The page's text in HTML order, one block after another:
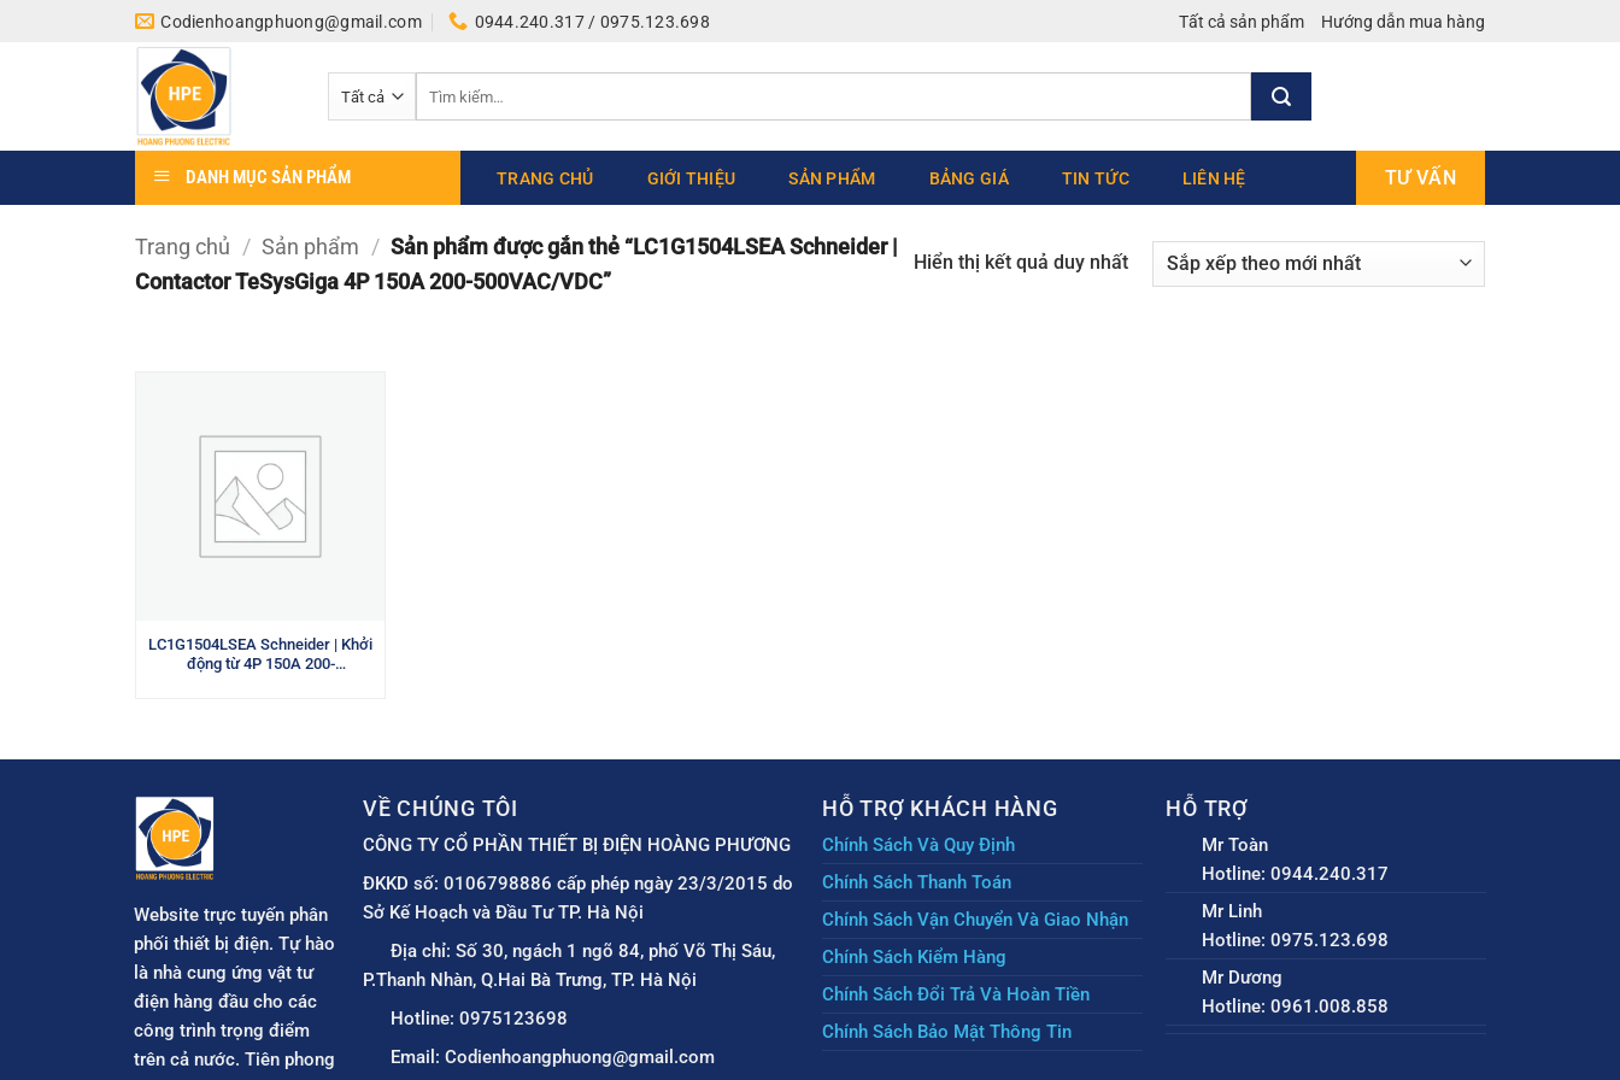
Codienhoangphuong@gmail.com 0944.240.317 / 0975.123.698 Tất cả sản phẩm Hướng dẫn mua hàng
kiếm:
DANH MỤC SẢN PHẨM TRANG CHỦ GIỚI THIỆU SẢN PHẨM BẢNG GIÁ TIN TỨC LIÊN HỆ TƯ VẤN
Trang chủ / Sản phẩm / Sản phẩm được gắn thẻ “LC1G1504LSEA Schneider |
Contactor TeSysGiga 4P 150A 200-500VAC/VDC”
Hiển thị kết quả duy nhất
LC1G1504LSEA Schneider | Khởi
động từ 4P 150A 200-
Website trực tuyến phân
phối thiết bị điện. Tự hào
là nhà cung ứng vật tư
điện hàng đầu cho các
công trình trọng điểm
trên cả nước. Tiên phong
VỀ CHÚNG TÔI
CÔNG TY CỔ PHẦN THIẾT BỊ ĐIỆN HOÀNG PHƯƠNG
ĐKKD số: 0106798886 cấp phép ngày 23/3/2015 do
Sở Kế Hoạch và Đầu Tư TP. Hà Nội
Địa chỉ: Số 30, ngách 1 ngõ 84, phố Võ Thị Sáu,
P.Thanh Nhàn, Q.Hai Bà Trưng, TP. Hà Nội
Hotline: 0975123698
Email: Codienhoangphuong@gmail.com
HỖ TRỢ KHÁCH HÀNG
Chính Sách Và Quy Định
Chính Sách Thanh Toán
Chính Sách Vận Chuyển Và Giao Nhận
Chính Sách Kiểm Hàng
Chính Sách Đổi Trả Và Hoàn Tiền
Chính Sách Bảo Mật Thông Tin
HỖ TRỢ
Mr Toàn
Hotline: 0944.240.317
Mr Linh
Hotline: 0975.123.698
Mr Dương
Hotline: 0961.008.858